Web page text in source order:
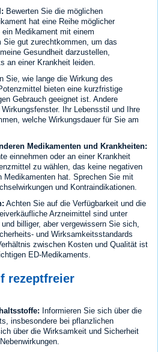
Bewerten Sie die möglichen
hat eine Reihe möglicher
Medikament mit einem
Sie gut zurechtkommen, um das
Gesundheit darzustellen,
an einer Krankheit leiden.
Sie, wie lange die Wirkung des
bieten eine kurzfristige
Gebrauch geeignet ist. Andere
Ihr Lebensstil und Ihre
welche Wirkungsdauer für Sie am
Medikamenten und Krankheiten:
einnehmen oder an einer Krankheit
zu wählen, das keine negativen
Medikamenten hat. Sprechen Sie mit
und Kontraindikationen.
Achten Sie auf die Verfügbarkeit und die
Arzneimittel sind unter
billiger, aber vergewissern Sie sich,
und Wirksamkeitsstandards
zwischen Kosten und Qualität ist
ED-Medikaments.
rezeptfreier
Informieren Sie sich über die
insbesondere bei pflanzlichen
über die Wirksamkeit und Sicherheit